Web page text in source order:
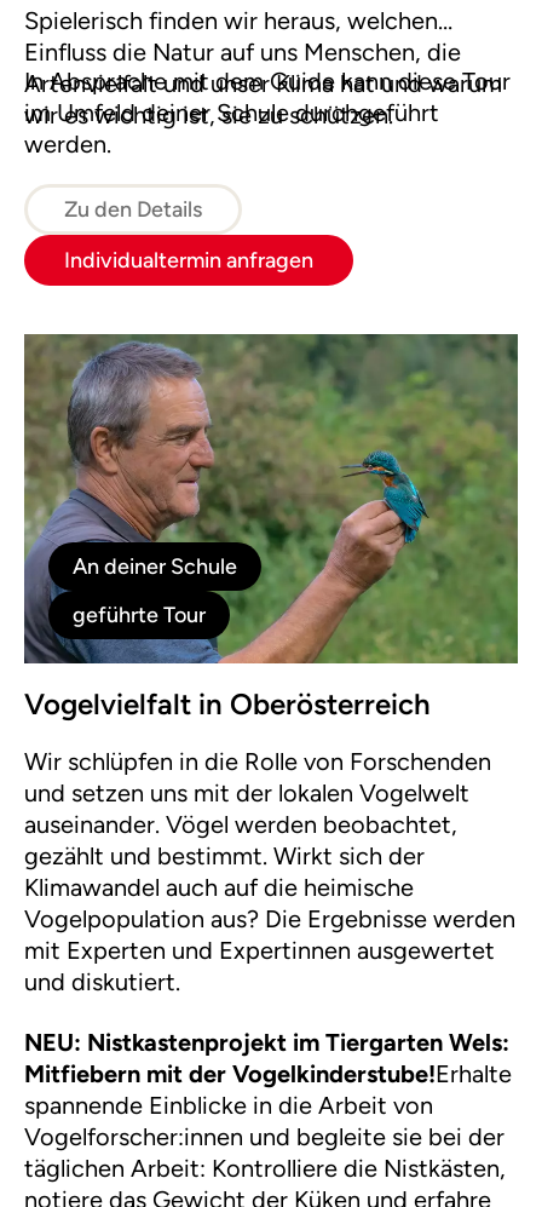
Spielerisch finden wir heraus, welchen
Einfluss die Natur auf uns Menschen, die
Artenvielfalt und unser Klima hat und warum
wir es wichtig ist, sie zu schützen.
In Absprache mit dem Guide kann diese Tour
im Umfeld deiner Schule durchgeführt
werden.
Zu den Details
Individualtermin anfragen
An deiner Schule
geführte Tour
Vogelvielfalt in Oberösterreich
Wir schlüpfen in die Rolle von Forschenden
und setzen uns mit der lokalen Vogelwelt
auseinander. Vögel werden beobachtet,
gezählt und bestimmt. Wirkt sich der
Klimawandel auch auf die heimische
Vogelpopulation aus? Die Ergebnisse werden
mit Experten und Expertinnen ausgewertet
und diskutiert.
NEU: Nistkastenprojekt im Tiergarten Wels:
Mitfiebern mit der Vogelkinderstube!Erhalte
spannende Einblicke in die Arbeit von
Vogelforscher:innen und begleite sie bei der
täglichen Arbeit: Kontrolliere die Nistkästen,
notiere das Gewicht der Küken und erfahre